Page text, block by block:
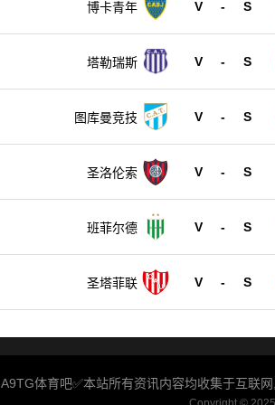
博卡青年 V - S
塔勒瑞斯 V - S
图库曼竞技 V - S
圣洛伦索 V - S
班菲尔德 V - S
圣塔菲联 V - S
A9TG体育吧✅本站所有资讯内容均收集于互联